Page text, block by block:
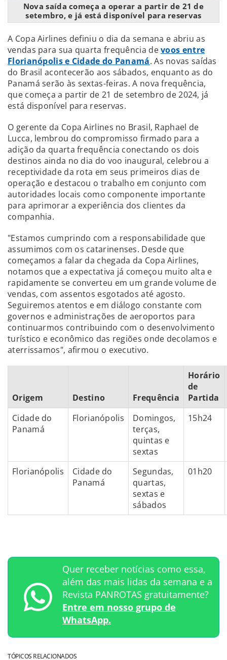
Nova saída começa a operar a partir de 21 de
setembro, e já está disponível para reservas
A Copa Airlines definiu o dia da semana e abriu as
vendas para sua quarta frequência devoos entre
Florianópolis e Cidade do Panamá. As novas saídas
do Brasil acontecerão aos sábados, enquanto as do
Panamá serão às sextas-feiras. A nova frequência,
que começa a partir de 21 de setembro de 2024, já
está disponível para reservas.
O gerente da Copa Airlines no Brasil, Raphael de
Lucca, lembrou do compromisso firmado para a
adição da quarta frequência conectando os dois
destinos ainda no dia do voo inaugural, celebrou a
receptividade da rota em seus primeiros dias de
operação e destacou o trabalho em conjunto com
autoridades locais como componente importante
para aprimorar a experiência dos clientes da
companhia.
"Estamos cumprindo com a responsabilidade que
assumimos com os catarinenses. Desde que
começamos a falar da chegada da Copa Airlines,
notamos que a expectativa já começou muito alta e
rapidamente se converteu em um grande volume de
vendas, com assentos esgotados até agosto.
Seguiremos atentos e em diálogo constante com
governos e administrações de aeroportos para
continuarmos contribuindo com o desenvolvimento
turístico e econômico das regiões onde decolamos e
aterrissamos", afirmou o executivo.
Origem Destino Frequência
Horário
de
Partida
Cidade do
Panamá
Florianópolis
Domingos,
terças,
quintas e
sextas
15h24
Florianópolis
Cidade do
Panamá
Segundas,
quartas,
sextas e
sábados
01h20
Quer receber notícias como essa,
além das mais lidas da semana e a
Revista PANROTAS gratuitamente?
Entre em nosso grupo de
WhatsApp.
TÓPICOS RELACIONADOS